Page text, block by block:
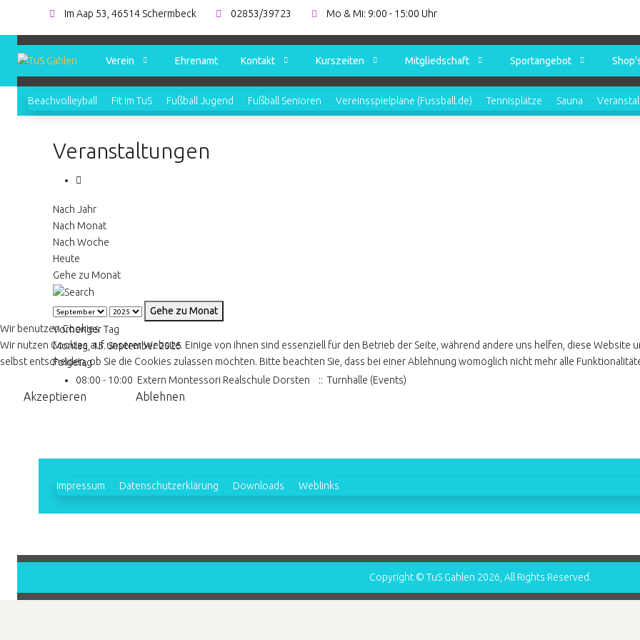
Im Aap 53, 46514 Schermbeck 02853/39723 Mo & Mi: 9:00 - 15:00 Uhr
Verein Ehrenamt Kontakt Kurszeiten Mitgliedschaft Sportangebot
Beachvolleyball Fit im TuS Fußball Jugend Fußball Senioren Vereinsspielpläne (Fussball.de) Tennisplätze Sauna
Veranstaltungen
Nach Jahr
Nach Monat
Nach Woche
Heute
Gehe zu Monat
Gehe zu Monat
Vorheriger Tag
Montag, 15. September 2025
Folgetag
08:00 - 10:00 Extern Montessori Realschule Dorsten :: Turnhalle (Events)
Impressum Datenschutzerklärung Downloads Weblinks
Copyright © TuS Gahlen 2026, All Rights Reserved.
Wir benutzen Cookies
Wir nutzen Cookies auf unserer Website. Einige von ihnen sind essenziell für den Betrieb der Seite, während andere uns helfen, diese Website
selbst entscheiden, ob Sie die Cookies zulassen möchten. Bitte beachten Sie, dass bei einer Ablehnung womöglich nicht mehr alle
Akzeptieren Ablehnen